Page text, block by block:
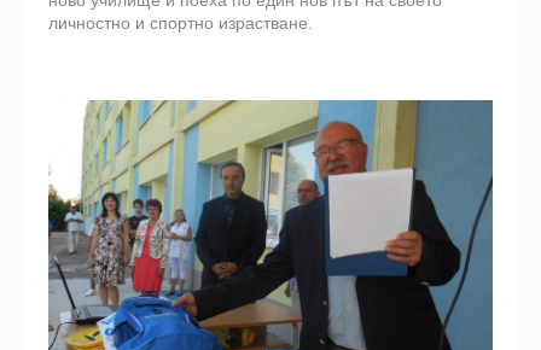
личностно и спортно израстване.